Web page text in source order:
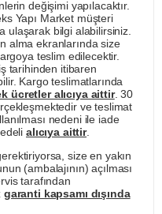
değişimi yapılacaktır.
Yapı Market müşteri
ulaşarak bilgi alabilirsiniz.
alma ekranlarında size
teslim edilecektir.
tarihinden itibaren
Kargo teslimatlarında
ücretler alıcıya aittir. 30
ve teslimat
nedeni ile iade
alıcıya aittir.
size en yakın
(ambalajının) açılması
tarafından
garanti kapsamı dışında